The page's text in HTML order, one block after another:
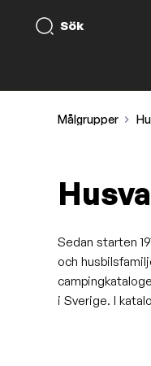
Sök
Målgrupper
Sedan starten
och
i Sverige. I